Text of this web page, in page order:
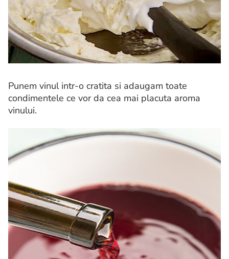
Punem vinul intr-o cratita si adaugam toate
condimentele ce vor da cea mai placuta aroma
vinului.